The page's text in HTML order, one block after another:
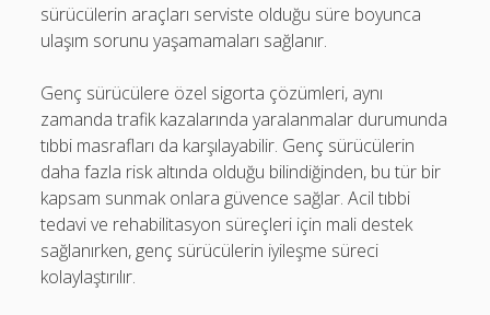
sürücülerin araçları serviste olduğu süre boyunca
ulaşım sorunu yaşamamaları sağlanır.
Genç sürücülere özel sigorta çözümleri, aynı
zamanda trafik kazalarında yaralanmalar durumunda
tıbbi masrafları da karşılayabilir. Genç sürücülerin
daha fazla risk altında olduğu bilindiğinden, bu tür bir
kapsam sunmak onlara güvence sağlar. Acil tıbbi
tedavi ve rehabilitasyon süreçleri için mali destek
sağlanırken, genç sürücülerin iyileşme süreci
kolaylaştırılır.